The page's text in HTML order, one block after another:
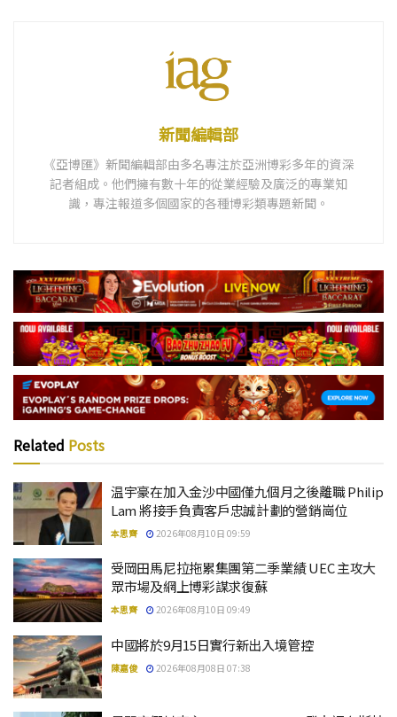
新聞編輯部
《亞博匯》新聞編輯部由多名專注於亞洲博彩多年的資深
記者組成。他們擁有數十年的從業經驗及廣泛的專業知
識，專注報道多個國家的各種博彩類專題新聞。
Related Posts
温宇豪在加入金沙中國僅九個月之後離職 Philip
Lam 將接手負責客戶忠誠計劃的營銷崗位
本思齊 2026年08月10日 09:59
受岡田馬尼拉拖累集團第二季業績 UEC 主攻大
眾市場及網上博彩謀求復蘇
本思齊 2026年08月10日 09:49
中國將於9月15日實行新出入境管控
陳嘉俊 2026年08月08日 07:38